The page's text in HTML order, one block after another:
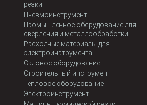
резки
Пневмоинструмент
Промышленное оборудование для
сверления и металлообработки
Расходные материалы для
электроинструмента
Садовое оборудование
Строительный инструмент
Тепловое оборудование
Электроинструмент